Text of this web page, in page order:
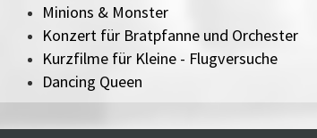
Minions & Monster
Konzert für Bratpfanne und Orchester
Kurzfilme für Kleine - Flugversuche
Dancing Queen